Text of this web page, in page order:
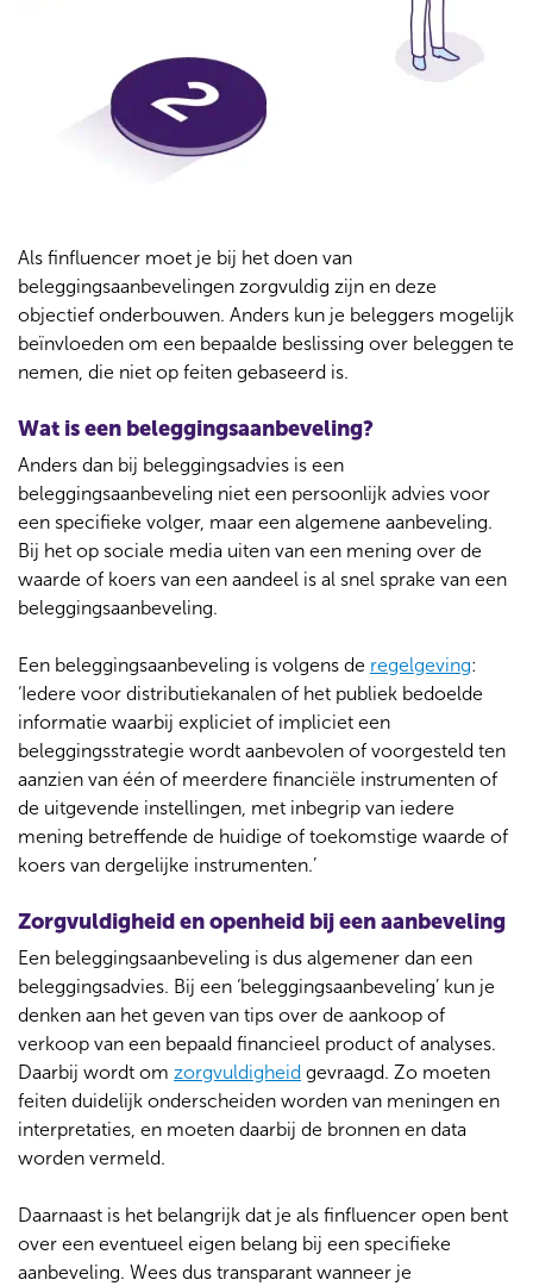
e
t
t
e
n
Als finfluencer moet je bij het doen van
beleggingsaanbevelingen zorgvuldig zijn en deze
objectief onderbouwen. Anders kun je beleggers mogelijk
beïnvloeden om een bepaalde beslissing over beleggen te
nemen, die niet op feiten gebaseerd is.
Wat is een beleggingsaanbeveling?
Anders dan bij beleggingsadvies is een
beleggingsaanbeveling niet een persoonlijk advies voor
een specifieke volger, maar een algemene aanbeveling.
Bij het op sociale media uiten van een mening over de
waarde of koers van een aandeel is al snel sprake van een
beleggingsaanbeveling.
Een beleggingsaanbeveling is volgens de regelgeving:
‘Iedere voor distributiekanalen of het publiek bedoelde
informatie waarbij expliciet of impliciet een
beleggingsstrategie wordt aanbevolen of voorgesteld ten
aanzien van één of meerdere financiële instrumenten of
de uitgevende instellingen, met inbegrip van iedere
mening betreffende de huidige of toekomstige waarde of
koers van dergelijke instrumenten.’
Zorgvuldigheid en openheid bij een aanbeveling
Een beleggingsaanbeveling is dus algemener dan een
beleggingsadvies. Bij een ‘beleggingsaanbeveling’ kun je
denken aan het geven van tips over de aankoop of
verkoop van een bepaald financieel product of analyses.
Daarbij wordt om zorgvuldigheid gevraagd. Zo moeten
feiten duidelijk onderscheiden worden van meningen en
interpretaties, en moeten daarbij de bronnen en data
worden vermeld.
Daarnaast is het belangrijk dat je als finfluencer open bent
over een eventueel eigen belang bij een specifieke
aanbeveling. Wees dus transparant wanneer je